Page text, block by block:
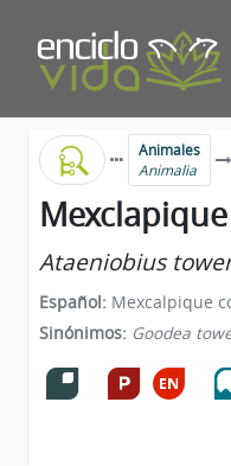
Animales
Animalia
Ataeniobius
Español: Mexcalpique
Sinónimos: Goodea